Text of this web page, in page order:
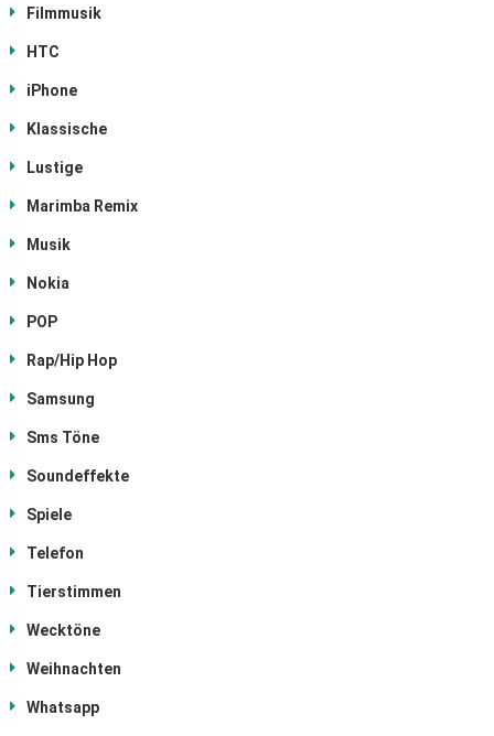
Filmmusik
HTC
iPhone
Klassische
Lustige
Marimba Remix
Musik
Nokia
POP
Rap/Hip Hop
Samsung
Sms Töne
Soundeffekte
Spiele
Telefon
Tierstimmen
Wecktöne
Weihnachten
Whatsapp